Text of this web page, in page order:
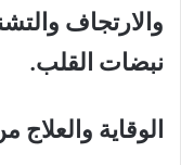
والارتجاف
نبضات القلب.
الوقاية والعلاج